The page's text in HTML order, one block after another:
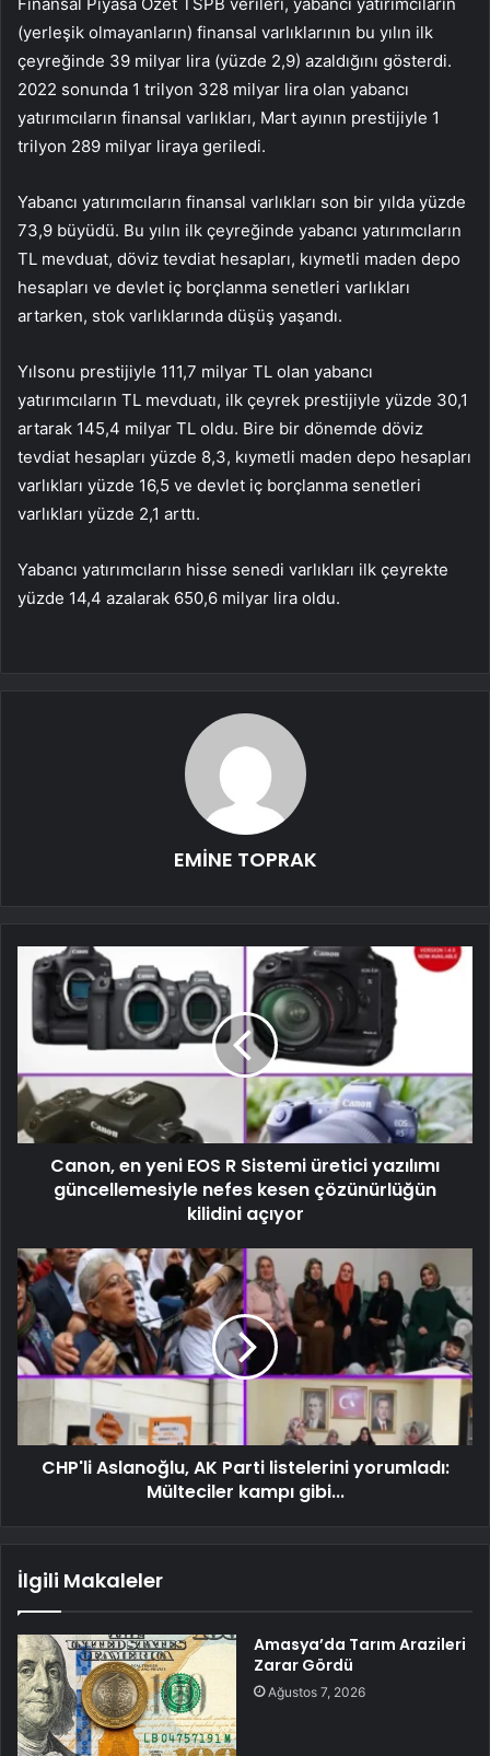
(yerleşik olmayanların) finansal varlıklarının bu yılın ilk
çeyreğinde 39 milyar lira (yüzde 2,9) azaldığını gösterdi.
2022 sonunda 1 trilyon 328 milyar lira olan yabancı
yatırımcıların finansal varlıkları, Mart ayının prestijiyle 1
trilyon 289 milyar liraya geriledi.
Yabancı yatırımcıların finansal varlıkları son bir yılda yüzde
73,9 büyüdü. Bu yılın ilk çeyreğinde yabancı yatırımcıların
TL mevduat, döviz tevdiat hesapları, kıymetli maden depo
hesapları ve devlet iç borçlanma senetleri varlıkları
artarken, stok varlıklarında düşüş yaşandı.
Yılsonu prestijiyle 111,7 milyar TL olan yabancı
yatırımcıların TL mevduatı, ilk çeyrek prestijiyle yüzde 30,1
artarak 145,4 milyar TL oldu. Bire bir dönemde döviz
tevdiat hesapları yüzde 8,3, kıymetli maden depo hesapları
varlıkları yüzde 16,5 ve devlet iç borçlanma senetleri
varlıkları yüzde 2,1 arttı.
Yabancı yatırımcıların hisse senedi varlıkları ilk çeyrekte
yüzde 14,4 azalarak 650,6 milyar lira oldu.
EMİNE TOPRAK
Canon, en yeni EOS R Sistemi üretici yazılımı
güncellemesiyle nefes kesen çözünürlüğün
kilidini açıyor
CHP'li Aslanoğlu, AK Parti listelerini yorumladı:
Mülteciler kampı gibi...
İlgili Makaleler
Amasya’da Tarım Arazileri
Zarar Gördü
Ağustos 7, 2026